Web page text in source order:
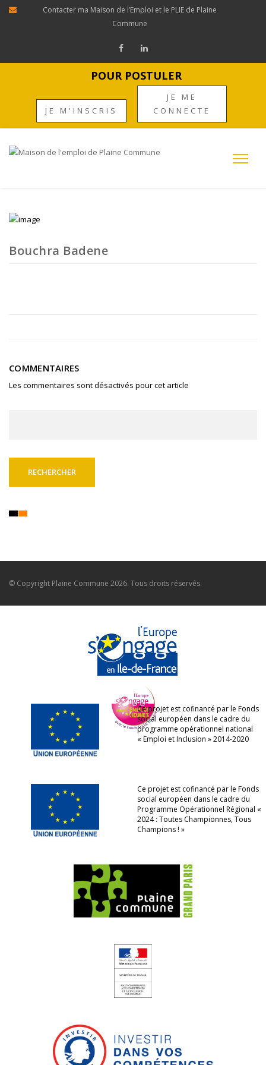
Contacter ma Maison de l’Emploi et le PLIE de Plaine
Commune
POUR POSTULER
JE M'INSCRIS
JE ME
CONNECTE
Bouchra Badene
COMMENTAIRES
Les commentaires sont désactivés pour cet article
© Copyright Plaine Commune 2026. Tous droits réservés.
Ce projet est cofinancé par le Fonds
social européen dans le cadre du
programme opérationnel national
« Emploi et Inclusion » 2014-2020
Ce projet est cofinancé par le Fonds
social européen dans le cadre du
Programme Opérationnel Régional «
2024 : Toutes Championnes, Tous
Champions ! »